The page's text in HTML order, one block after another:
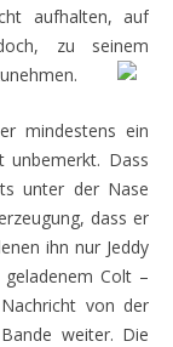
aufhalten, auf
zu seinem
mindestens ein
Dass
unter der Nase
dass er
ihn nur Jeddy
Colt –
von der
weiter. Die